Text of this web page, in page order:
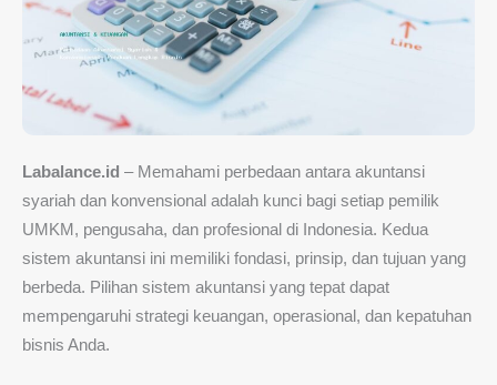
Labalance.id – Memahami perbedaan antara akuntansi
syariah dan konvensional adalah kunci bagi setiap pemilik
UMKM, pengusaha, dan profesional di Indonesia. Kedua
sistem akuntansi ini memiliki fondasi, prinsip, dan tujuan yang
berbeda. Pilihan sistem akuntansi yang tepat dapat
mempengaruhi strategi keuangan, operasional, dan kepatuhan
bisnis Anda.